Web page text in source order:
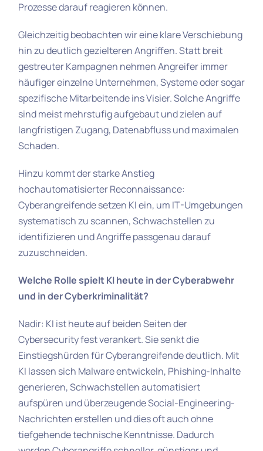
Prozesse darauf reagieren können.
Gleichzeitig beobachten wir eine klare Verschiebung
hin zu deutlich gezielteren Angriffen. Statt breit
gestreuter Kampagnen nehmen Angreifer immer
häufiger einzelne Unternehmen, Systeme oder sogar
spezifische Mitarbeitende ins Visier. Solche Angriffe
sind meist mehrstufig aufgebaut und zielen auf
langfristigen Zugang, Datenabfluss und maximalen
Schaden.
Hinzu kommt der starke Anstieg
hochautomatisierter Reconnaissance:
Cyberangreifende setzen KI ein, um IT-Umgebungen
systematisch zu scannen, Schwachstellen zu
identifizieren und Angriffe passgenau darauf
zuzuschneiden.
Welche Rolle spielt KI heute in der Cyberabwehr
und in der Cyberkriminalität?
Nadir: KI ist heute auf beiden Seiten der
Cybersecurity fest verankert. Sie senkt die
Einstiegshürden für Cyberangreifende deutlich. Mit
KI lassen sich Malware entwickeln, Phishing-Inhalte
generieren, Schwachstellen automatisiert
aufspüren und überzeugende Social-Engineering-
Nachrichten erstellen und dies oft auch ohne
tiefgehende technische Kenntnisse. Dadurch